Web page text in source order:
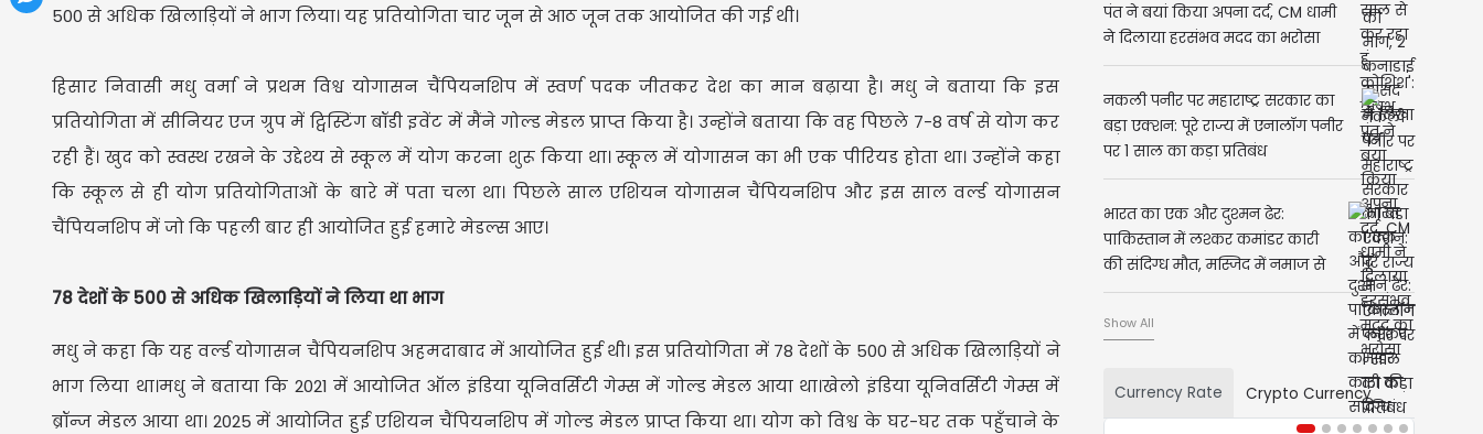
500 से अधिक खिलाड़ियों ने भाग लिया। यह प्रतियोगिता चार जून से आठ जून तक आयोजित की गई थी।
हिसार निवासी मधु वर्मा ने प्रथम विश्व योगासन चैंपियनशिप में स्वर्ण पदक जीतकर देश का मान बढ़ाया है। मधु ने बताया कि इस
प्रतियोगिता में सीनियर एज ग्रुप में ट्विस्टिंग बॉडी इवेंट में मैंने गोल्ड मेडल प्राप्त किया है। उन्होंने बताया कि वह पिछले 7-8 वर्ष से योग कर
रही हैं। खुद को स्वस्थ रखने के उद्देश्य से स्कूल में योग करना शुरू किया था। स्कूल में योगासन का भी एक पीरियड होता था। उन्होंने कहा
कि स्कूल से ही योग प्रतियोगिताओं के बारे में पता चला था। पिछले साल एशियन योगासन चैंपियनशिप और इस साल वर्ल्ड योगासन
चैंपियनशिप में जो कि पहली बार ही आयोजित हुई हमारे मेडल्स आए।
78 देशों के 500 से अधिक खिलाड़ियों ने लिया था भाग
मधु ने कहा कि यह वर्ल्ड योगासन चैंपियनशिप अहमदाबाद में आयोजित हुई थी। इस प्रतियोगिता में 78 देशों के 500 से अधिक खिलाड़ियों ने
भाग लिया था।मधु ने बताया कि 2021 में आयोजित ऑल इंडिया यूनिवर्सिटी गेम्स में गोल्ड मेडल आया था।खेलो इंडिया यूनिवर्सिटी गेम्स में
ब्रॉन्ज मेडल आया था। 2025 में आयोजित हुई एशियन चैंपियनशिप में गोल्ड मेडल प्राप्त किया था। योग को विश्व के घर-घर तक पहुँचाने के
पंत ने बयां किया अपना दर्द, CM धामी
ने दिलाया हरसंभव मदद का भरोसा
नकली पनीर पर महाराष्ट्र सरकार का
बड़ा एक्शन: पूरे राज्य में एनालॉग पनीर
पर 1 साल का कड़ा प्रतिबंध
भारत का एक और दुश्मन ढेर:
पाकिस्तान में लश्कर कमांडर कारी
की संदिग्ध मौत, मस्जिद में नमाज से
पहले अचानक गिरा और...
Show All
Currency Rate Crypto Currency